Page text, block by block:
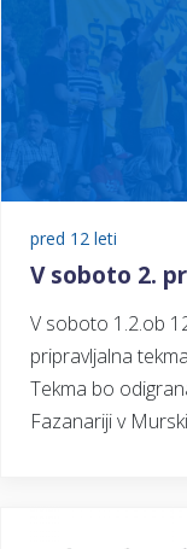
pred 12 leti
V soboto 2.
V soboto 1.2.ob
pripravljalna
Tekma bo
Fazanariji v